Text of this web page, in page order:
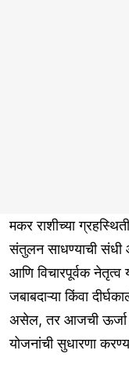
मकर राशीच्या
संतुलन साधण्याची संधी
आणि विचारपूर्वक
जबाबदाऱ्या किंवा
असेल, तर आजची ऊर्जा
योजनांची सुधारणा